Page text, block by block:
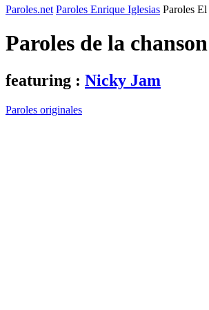
Paroles.net Paroles Enrique Iglesias Paroles
Paroles de la
featuring : Nicky Jam
Paroles originales